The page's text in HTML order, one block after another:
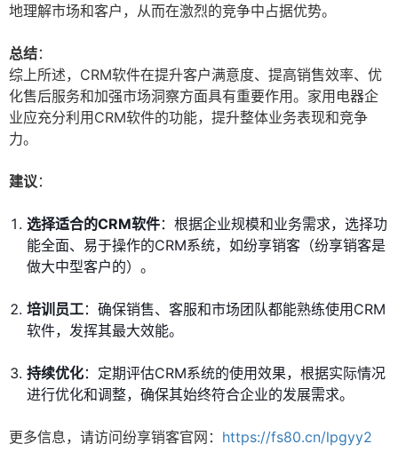
地理解市场和客户，从而在激烈的竞争中占据优势。
总结：
综上所述，CRM软件在提升客户满意度、提高销售效率、优
化售后服务和加强市场洞察方面具有重要作用。家用电器企
业应充分利用CRM软件的功能，提升整体业务表现和竞争
力。
建议：
选择适合的CRM软件：根据企业规模和业务需求，选择功
能全面、易于操作的CRM系统，如纷享销客（纷享销客是
做大中型客户的）。
培训员工：确保销售、客服和市场团队都能熟练使用CRM
软件，发挥其最大效能。
持续优化：定期评估CRM系统的使用效果，根据实际情况
进行优化和调整，确保其始终符合企业的发展需求。
更多信息，请访问纷享销客官网： https://fs80.cn/lpgyy2